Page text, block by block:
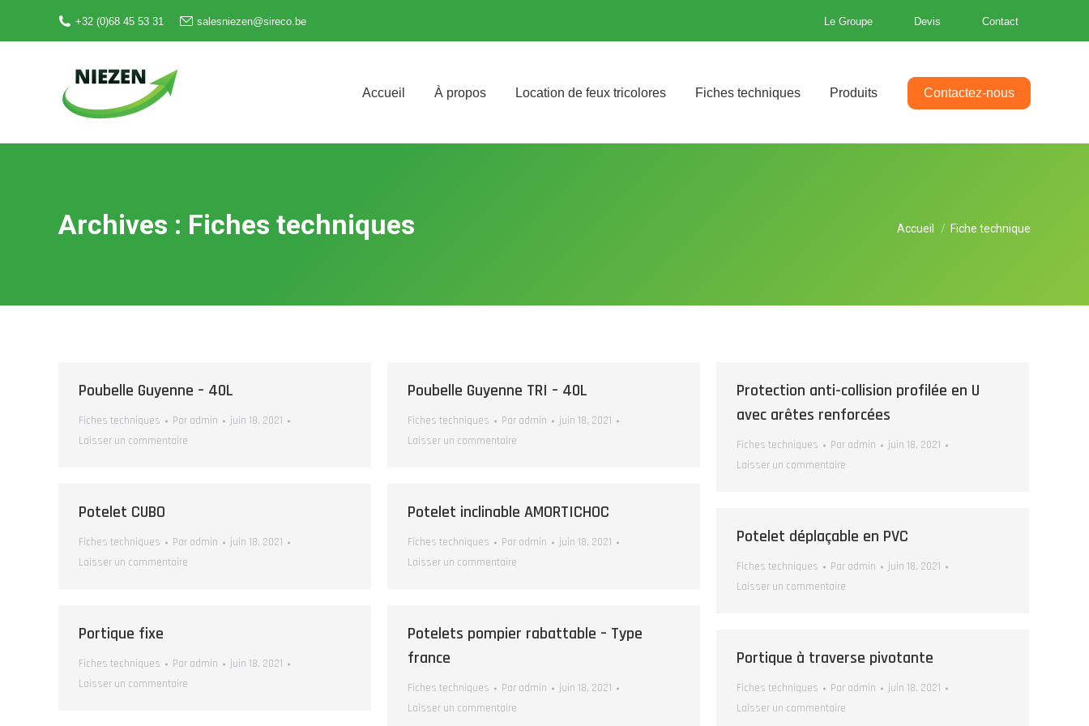
+32 (0)68 45 53 31 salesniezen@sireco.be Le Groupe Devis Contact
Accueil À propos Location de feux tricolores Fiches techniques Produits Contactez-nous
Archives : Fiches techniques Vous êtes ici :
Accueil Fiche technique
Poubelle Guyenne – 40L
Fiches techniques Par admin
juin 18, 2021
Laisser un commentaire
Poubelle Guyenne TRI – 40L
Fiches techniques Par admin
juin 18, 2021
Laisser un commentaire
Protection anti-collision profilée en U
avec arêtes renforcées
Fiches techniques Par admin
juin 18, 2021
Laisser un commentaire
Potelet CUBO
Fiches techniques Par admin
juin 18, 2021
Laisser un commentaire
Potelet inclinable AMORTICHOC
Fiches techniques Par admin
juin 18, 2021
Laisser un commentaire
Potelet déplaçable en PVC
Fiches techniques Par admin
juin 18, 2021
Laisser un commentaire
Portique fixe
Fiches techniques Par admin
juin 18, 2021
Laisser un commentaire
Potelets pompier rabattable – Type
france
Fiches techniques Par admin
juin 18, 2021
Laisser un commentaire
Portique à traverse pivotante
Fiches techniques Par admin
juin 18, 2021
Laisser un commentaire